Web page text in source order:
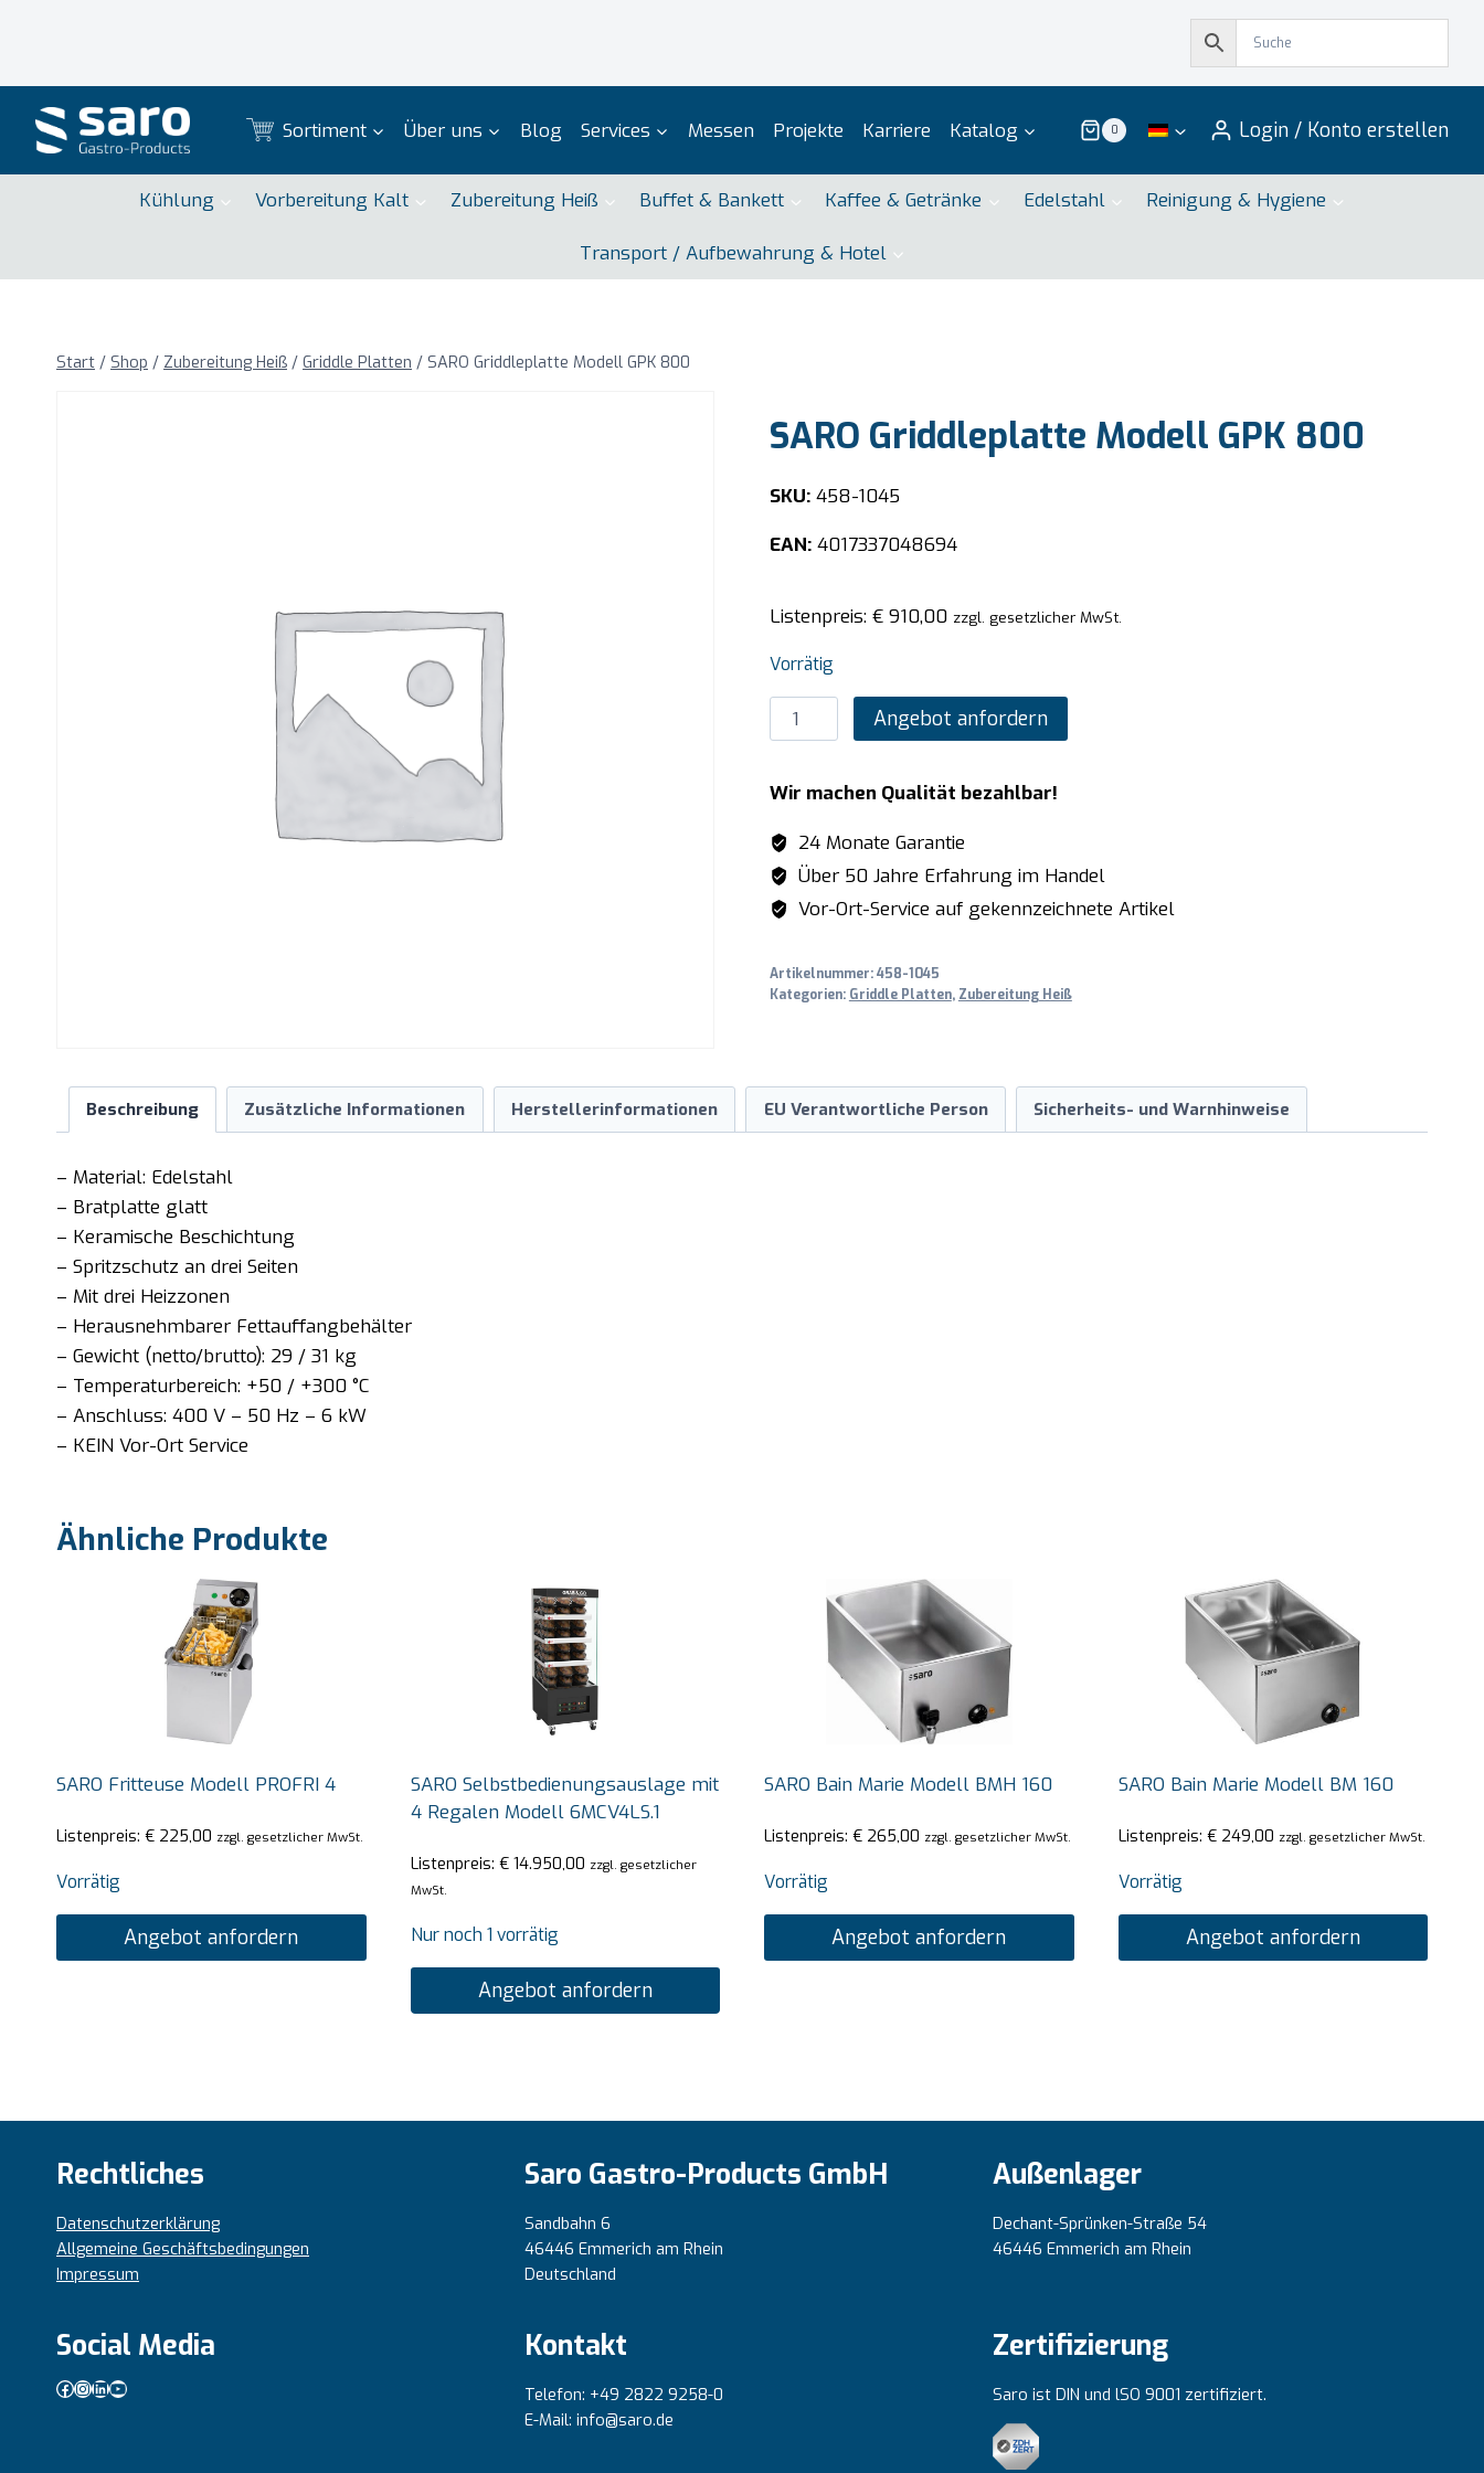
Sortiment Über uns Blog Services Messen Projekte Karriere Katalog 0 Login / Konto erstellen
Kühlung Vorbereitung Kalt Zubereitung Heiß Buffet & Bankett Kaffee & Getränke Edelstahl Reinigung & Hygiene
Transport / Aufbewahrung & Hotel
Start / Shop / Zubereitung Heiß / Griddle Platten / SARO Griddleplatte Modell GPK 800
SARO Griddleplatte Modell GPK 800
SKU:458-1045
EAN:4017337048694
Listenpreis: €910,00 zzgl. gesetzlicher MwSt.
Vorrätig
SARO
Griddleplatte
GPK
800
Menge
Angebot anfordern
Wir machen Qualität bezahlbar!
24 Monate Garantie
Über 50 Jahre Erfahrung im Handel
Vor-Ort-Service auf gekennzeichnete Artikel
Artikelnummer:458-1045
Kategorien: Griddle Platten, Zubereitung Heiß
Beschreibung Zusätzliche Informationen Herstellerinformationen EU Verantwortliche Person Sicherheits- und Warnhinweise
– Material: Edelstahl
– Bratplatte glatt
– Keramische Beschichtung
– Spritzschutz an drei Seiten
– Mit drei Heizzonen
– Herausnehmbarer Fettauffangbehälter
– Gewicht (netto/brutto): 29 / 31 kg
– Temperaturbereich: +50 / +300 °C
– Anschluss: 400 V – 50 Hz – 6 kW
– KEIN Vor-Ort Service
Ähnliche Produkte
SARO Fritteuse Modell PROFRI 4
Listenpreis: € 225,00 zzgl. gesetzlicher MwSt.
Vorrätig
Angebot anfordern
SARO Selbstbedienungsauslage mit
4 Regalen Modell 6MCV4LS.1
Listenpreis: €14.950,00 zzgl. gesetzlicher
MwSt.
Nur noch 1 vorrätig
Angebot anfordern
SARO Bain Marie Modell BMH 160
Listenpreis: € 265,00 zzgl. gesetzlicher MwSt.
Vorrätig
Angebot anfordern
SARO Bain Marie Modell BM 160
Listenpreis: €249,00 zzgl. gesetzlicher MwSt.
Vorrätig
Angebot anfordern
Rechtliches
Datenschutzerklärung
Allgemeine Geschäftsbedingungen
Impressum
Saro Gastro-Products GmbH
Sandbahn 6
46446 Emmerich am Rhein
Deutschland
Außenlager
Dechant-Sprünken-Straße 54
46446 Emmerich am Rhein
Social Media
Facebook
Instagram
LinkedIn
YouTube
Kontakt
Telefon: +49 2822 9258-0
E-Mail: info@saro.de
Zertifizierung
Saro ist DIN und lSO 9001 zertifiziert.